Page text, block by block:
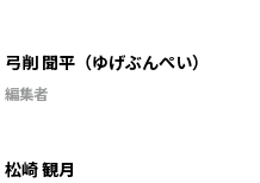
弓削 聞平（ゆげぶんぺい）
編集者
松崎 観月